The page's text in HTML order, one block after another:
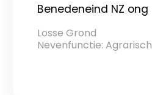
Benedeneind NZ ong
Losse Grond
Nevenfunctie: Agrarisch